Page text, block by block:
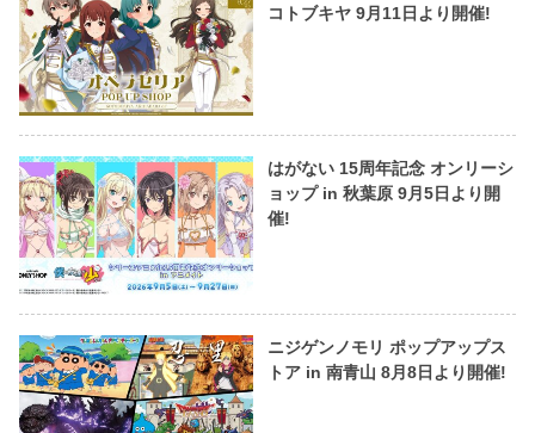
コトブキヤ 9月11日より開催!
はがない 15周年記念 オンリーシ
ョップ in 秋葉原 9月5日より開
催!
ニジゲンノモリ ポップアップス
トア in 南青山 8月8日より開催!